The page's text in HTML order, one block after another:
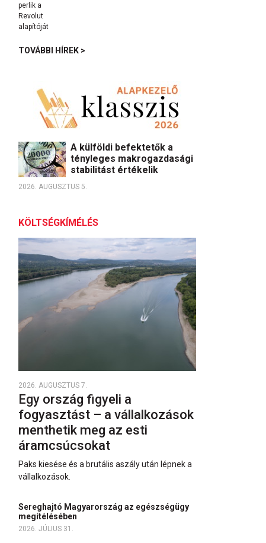
TOVÁBBI HÍREK >
A külföldi befektetők a
tényleges makrogazdasági
stabilitást értékelik
2026. AUGUSZTUS 5.
KÖLTSÉGKÍMÉLÉS
2026. AUGUSZTUS 7.
Egy ország figyeli a
fogyasztást – a vállalkozások
menthetik meg az esti
áramcsúcsokat
Paks kiesése és a brutális aszály után lépnek a
vállalkozások.
Sereghajtó Magyarország az egészségügy
megítélésében
2026. JÚLIUS 31.